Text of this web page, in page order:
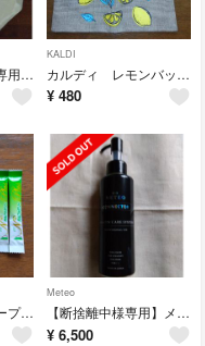
【いちごちゃん様専用】紀ノ国屋 まとまる保冷バッグ バナナ
KALDI
カルディ レモンバッグ 2024
¥ 480
ナノカルファミリープラス 1箱＋3包(33包)
Meteo
【断捨離中様専用】メテオコネクター ヘアトリートメント 150g
¥ 6,500